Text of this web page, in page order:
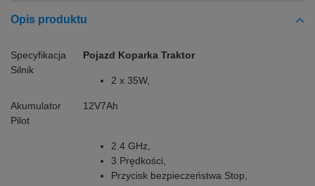
Opis produktu
Specyfikacja
Pojazd Koparka Traktor
Silnik
2 x 35W,
Akumulator
12V7Ah
Pilot
2.4 GHz,
3 Prędkości,
Przycisk bezpieczeństwa Stop,